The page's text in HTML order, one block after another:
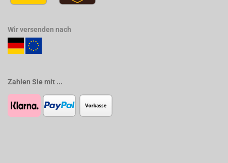
Wir versenden nach
Zahlen Sie mit ...